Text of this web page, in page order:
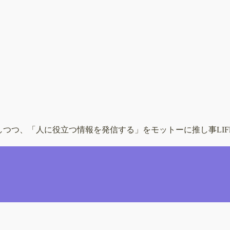
つ、「人に役立つ情報を発信する」をモットーに推し事